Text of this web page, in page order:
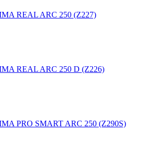
REAL ARC 250 (Z227)
REAL ARC 250 D (Z226)
PRO SMART ARC 250 (Z290S)